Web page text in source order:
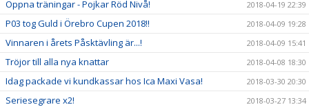
Öppna träningar - Pojkar Röd Nivå! 2018-04-19 22:39
P03 tog Guld i Örebro Cupen 2018!! 2018-04-09 19:28
Vinnaren i årets Påsktävling är...! 2018-04-09 15:41
Tröjor till alla nya knattar 2018-04-08 18:30
Idag packade vi kundkassar hos Ica Maxi Vasa! 2018-03-30 20:30
Seriesegrare x2! 2018-03-27 13:34